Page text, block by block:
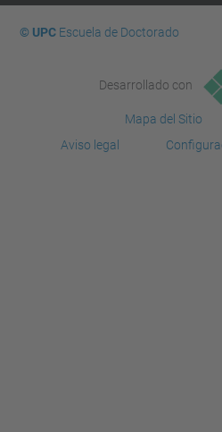
© UPCEscuela de Doctorado
Desarrollado con
Mapa del Sitio
Aviso legal